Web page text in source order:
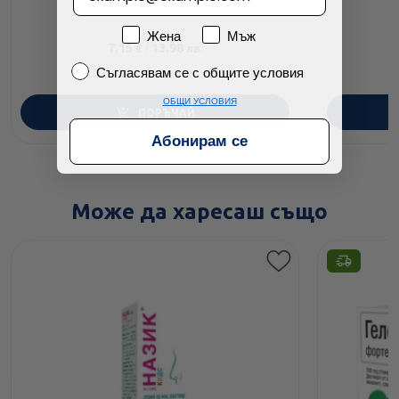
7.15
Може да харесаш също
ПолЖена
Мъж
Съгласявам се с общите условия
Съгласявам се с общите условия
ОБЩИ УСЛОВИЯ
Абонирам се